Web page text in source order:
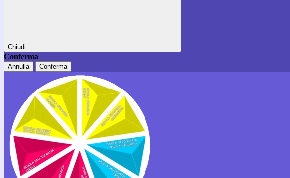
Chiudi
Conferma
Annulla Conferma